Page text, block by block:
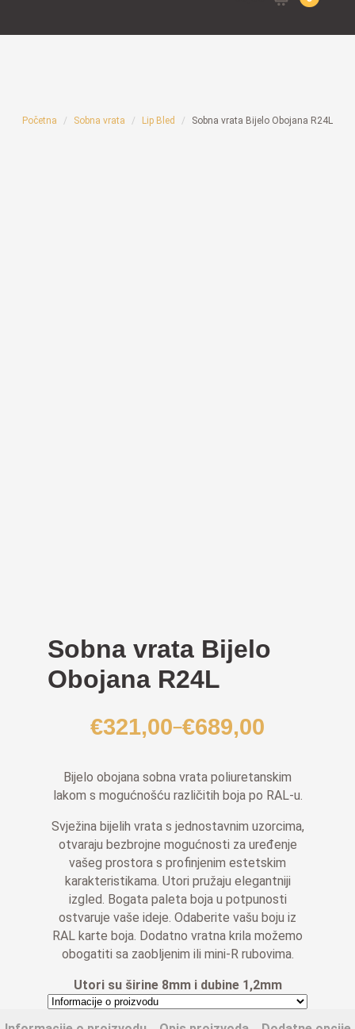
Početna Sobna vrata Lip Bled Sobna vrata Bijelo Obojana R24L
Sobna vrata Bijelo
Obojana R24L
€321,00–€689,00
Raspon
od
€321,00
€689,00
Bijelo obojana sobna vrata poliuretanskim
lakom s mogućnošću različitih boja po RAL-u
Svježina bijelih vrata s jednostavnim uzorcima,
otvaraju bezbrojne mogućnosti za uređenje
vašeg prostora s profinjenim estetskim
karakteristikama. Utori pružaju elegantniji
izgled. Bogata paleta boja u potpunosti
ostvaruje vaše ideje. Odaberite vašu boju iz
RAL karte boja. Dodatno vratna krila možemo
obogatiti sa zaobljenim ili mini-R rubovima.
Utori su širine 8mm i dubine 1,2mm